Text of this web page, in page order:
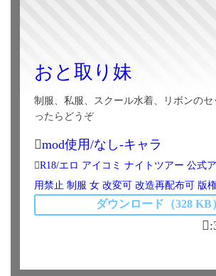
おと取り妹
制服、私服、スクール水着、リボンの
ったらどうぞ
mod使用/なし-キャラ
R18/エロ アイコミ ナイトツアー 公式
用禁止 制服 女 改変可 改造再配布可 版
ダウンロード（328 KB）